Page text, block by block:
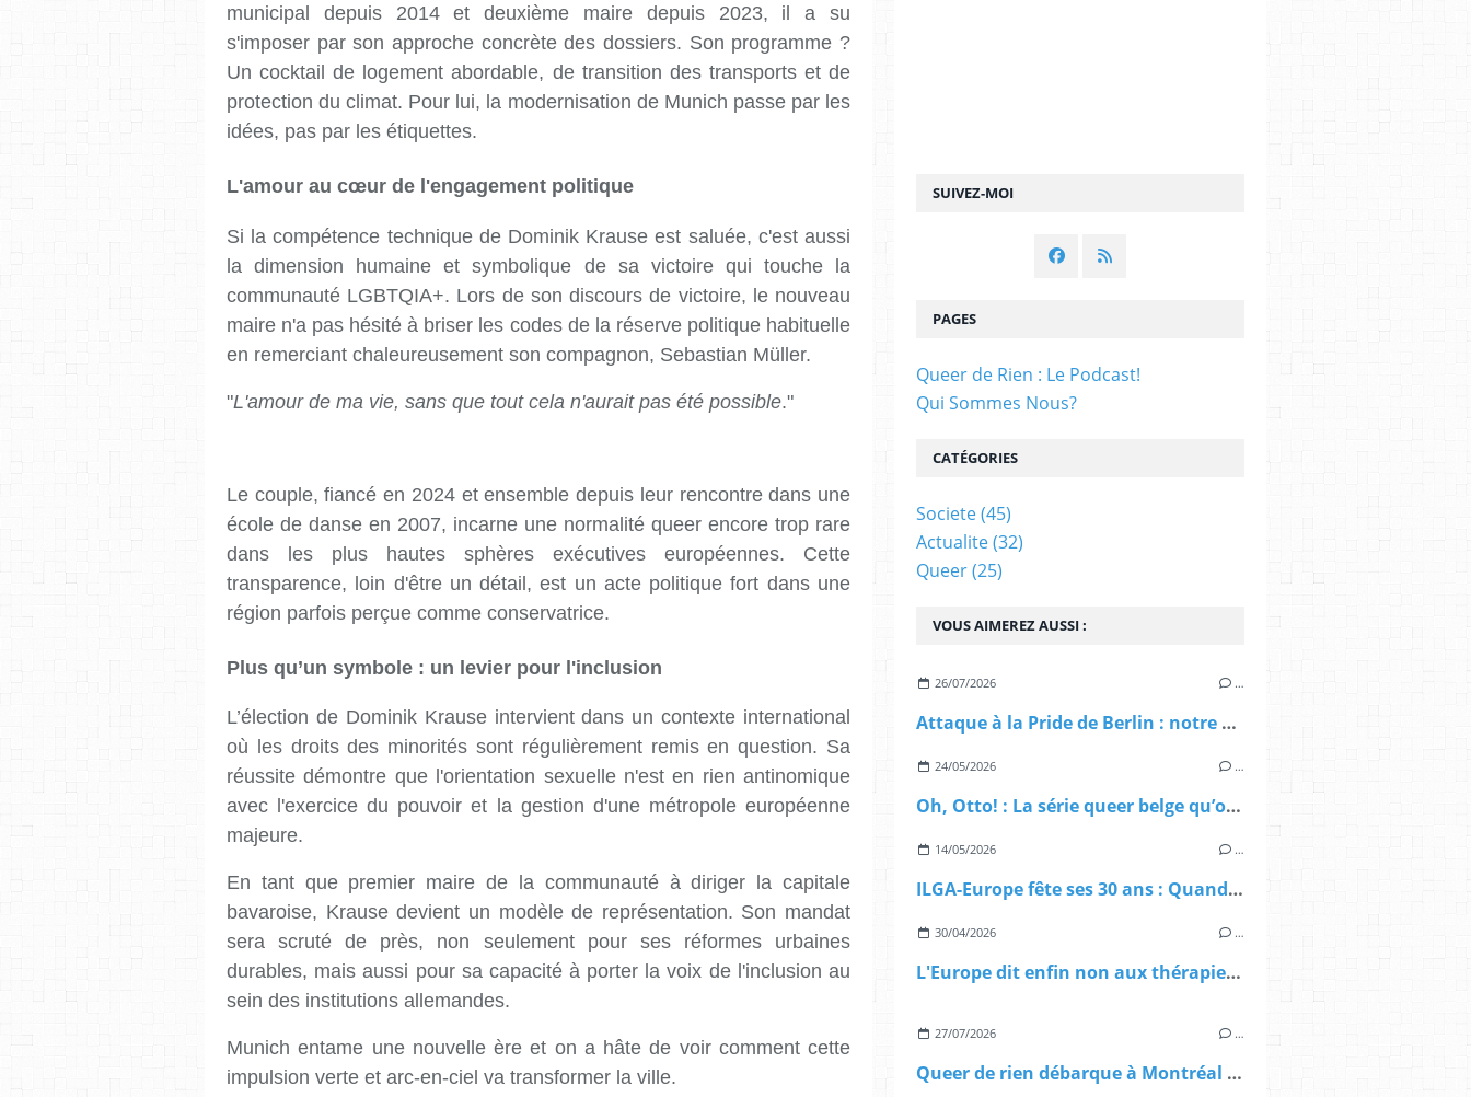
municipal depuis 2014 et deuxième maire depuis 2023, il a su
s'imposer par son approche concrète des dossiers. Son programme ?
Un cocktail de logement abordable, de transition des transports et de
protection du climat. Pour lui, la modernisation de Munich passe par les
idées, pas par les étiquettes.
L'amour au cœur de l'engagement politique
Si la compétence technique de Dominik Krause est saluée, c'est aussi
la dimension humaine et symbolique de sa victoire qui touche la
communauté LGBTQIA+. Lors de son discours de victoire, le nouveau
maire n'a pas hésité à briser les codes de la réserve politique habituelle
en remerciant chaleureusement son compagnon, Sebastian Müller.
"L'amour de ma vie, sans que tout cela n'aurait pas été possible."
Le couple, fiancé en 2024 et ensemble depuis leur rencontre dans une
école de danse en 2007, incarne une normalité queer encore trop rare
dans les plus hautes sphères exécutives européennes. Cette
transparence, loin d'être un détail, est un acte politique fort dans une
région parfois perçue comme conservatrice.
Plus qu’un symbole : un levier pour l'inclusion
L’élection de Dominik Krause intervient dans un contexte international
où les droits des minorités sont régulièrement remis en question. Sa
réussite démontre que l'orientation sexuelle n'est en rien antinomique
avec l'exercice du pouvoir et la gestion d'une métropole européenne
majeure.
En tant que premier maire de la communauté à diriger la capitale
bavaroise, Krause devient un modèle de représentation. Son mandat
sera scruté de près, non seulement pour ses réformes urbaines
durables, mais aussi pour sa capacité à porter la voix de l'inclusion au
sein des institutions allemandes.
Munich entame une nouvelle ère et on a hâte de voir comment cette
impulsion verte et arc-en-ciel va transformer la ville.
SUIVEZ-MOI
VOUS AIMEREZ AUSSI :
26/07/2026 …
Attaque à la Pride de Berlin : notre communauté frappée en plein cœur du Christopher Street Day 2026
24/05/2026 …
Oh, Otto! : La série queer belge qu’on n’attendait pas
14/05/2026 …
ILGA-Europe fête ses 30 ans : Quand Bruxelles célèbre trois décennies de combat pour nos droits
30/04/2026 …
L'Europe dit enfin non aux thérapies de conversion — et le RN dit… rien
27/07/2026 …
Queer de rien débarque à Montréal : voici qui on est
PAGES
Queer de Rien : Le Podcast!
Qui Sommes Nous?
CATÉGORIES
Societe(45)
Actualite(32)
Queer(25)